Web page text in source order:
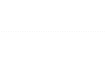
сохнет. Состав: 93%